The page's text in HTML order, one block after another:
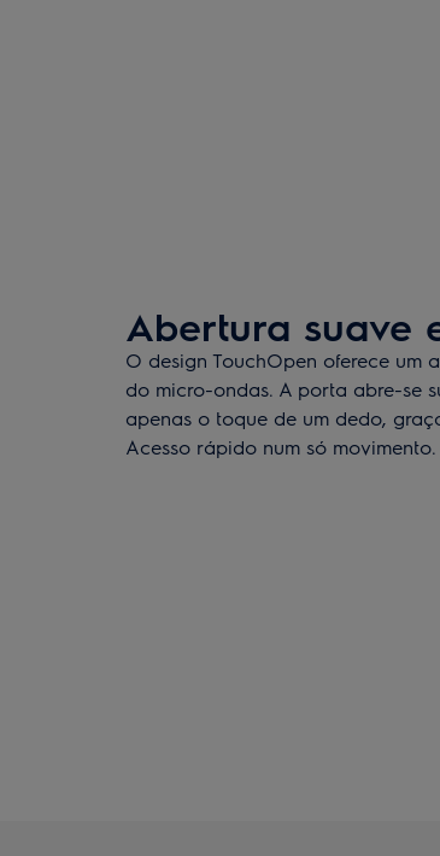
Abertura suave
O design TouchOpen oferece um
do micro-ondas. A porta abre-se
apenas o toque de um dedo,
Acesso rápido num só movimento.